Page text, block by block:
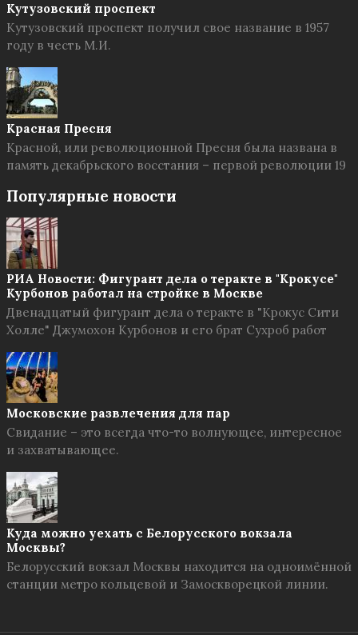
Кутузовский проспект
Кутузовский проспект получил свое название в 1957
году в честь М.И.
Красная Пресня
Красной, или революционной Пресня была названа в
память декабрьского восстания – первой революции 19
Популярные новости
РИА Новости: Фигурант дела о теракте в "Крокусе"
Курбонов работал на стройке в Москве
Двенадцатый фигурант дела о теракте в "Крокус Сити
Холле" Джумохон Курбонов и его брат Сухроб работ
Московские развлечения для пар
Свидание – это всегда что-то волнующее, интересное
и захватывающее.
Куда можно уехать с Белорусского вокзала
Москвы?
Белорусский вокзал Москвы находится на одноимённой
станции метро кольцевой и Замоскворецкой линии.